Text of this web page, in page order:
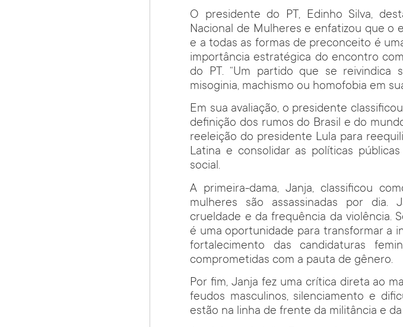
O presidente do PT, Edinho Silva,
Nacional de Mulheres e enfatizou que o
e a todas as formas de preconceito é
importância estratégica do encontro
do PT. “Um partido que se reivindica
misoginia, machismo ou homofobia em
Em sua avaliação, o presidente
definição dos rumos do Brasil e do
reeleição do presidente Lula para
Latina e consolidar as políticas
social.
A primeira-dama, Janja, classificou
mulheres são assassinadas por dia.
crueldade e da frequência da violência.
é uma oportunidade para transformar a
fortalecimento das candidaturas
comprometidas com a pauta de gênero.
Por fim, Janja fez uma crítica direta ao
feudos masculinos, silenciamento e
estão na linha de frente da militância e